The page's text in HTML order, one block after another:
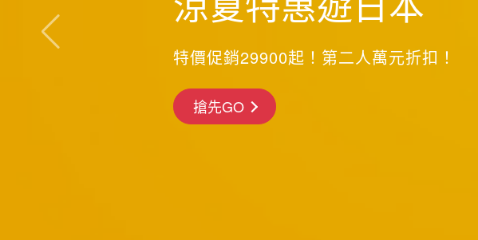
前往行程
前往行程
前往行程
特價促銷29900起！第二人萬元折扣！
搶先GO